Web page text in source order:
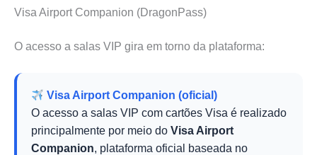
Visa Airport Companion (DragonPass)
O acesso a salas VIP gira em torno da plataforma:
Visa Airport Companion (oficial)
O acesso a salas VIP com cartões Visa é realizado
principalmente por meio do Visa Airport
Companion, plataforma oficial baseada no